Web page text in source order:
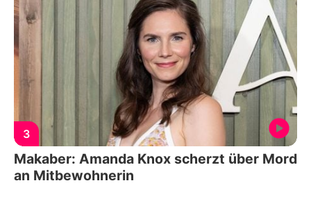
3
Makaber: Amanda Knox scherzt über Mord
an Mitbewohnerin